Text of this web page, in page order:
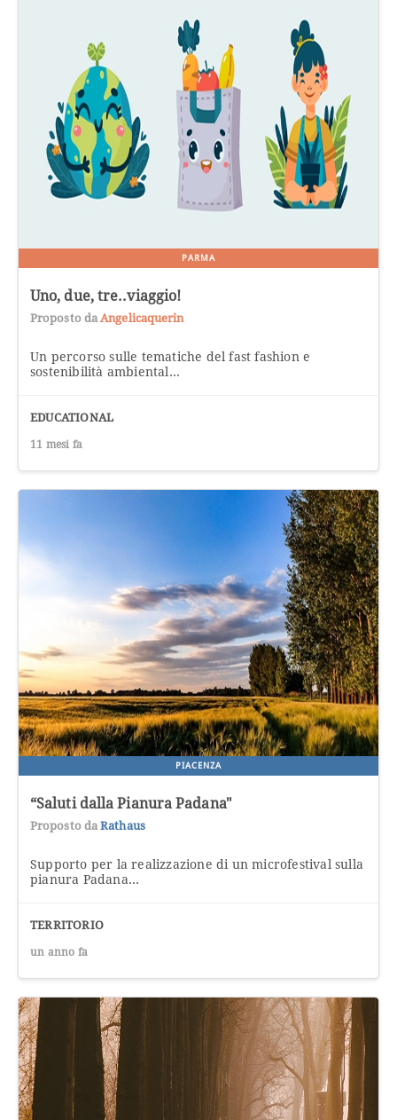
PARMA
Uno, due, tre..viaggio!
Proposto da Angelicaquerin
Un percorso sulle tematiche del fast fashion e
sostenibilità ambiental...
EDUCATIONAL
11 mesi fa
PIACENZA
“Saluti dalla Pianura Padana"
Proposto da Rathaus
Supporto per la realizzazione di un microfestival sulla
pianura Padana...
TERRITORIO
un anno fa